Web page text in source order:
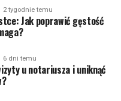
2 tygodnie temu
Jak poprawić gęstość
6 dni temu
u notariusza i uniknąć